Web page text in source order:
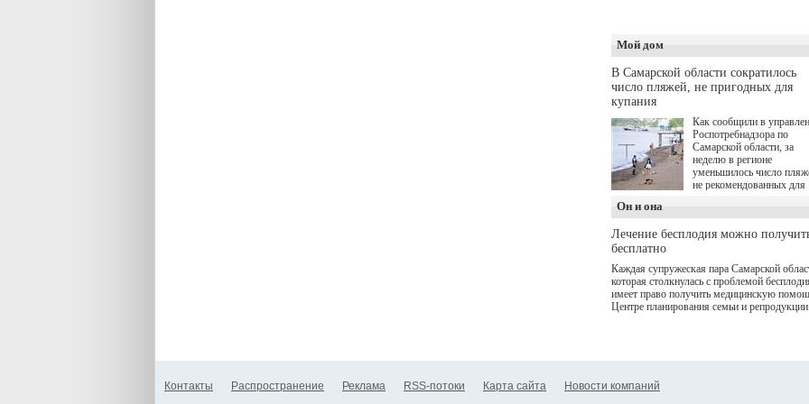
деятельность в жизни для
гостей и самарцев.
Мой дом
В Самарской области сократилось
число пляжей, не пригодных для
купания
Как сообщили в
Роспотребнадзора по
Самарской области, за
неделю в регионе
уменьшилось число
не рекомендованных для
Он и она
Лечение бесплодия можно
бесплатно
Каждая супружеская пара Самарской
которая столкнулась с проблемой
имеет право получить медицинскую
Центре планирования семьи и репродукции.
Контакты Распространение Реклама RSS-потоки Карта сайта Новости компаний